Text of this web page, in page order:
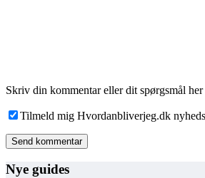
Skriv din kommentar eller dit spørgsmål her
Tilmeld mig Hvordanbliverjeg.dk
Send kommentar
Nye guides